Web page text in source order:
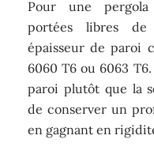
Pour une
portées libres de
épaisseur de paroi
6060 T6 ou 6063
paroi plutôt que la
de conserver un
en gagnant en